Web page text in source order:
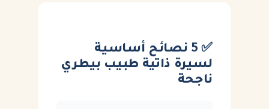
✅ 5 نصائح أساسية
لسيرة ذاتية طبيب بيطري
ناجحة